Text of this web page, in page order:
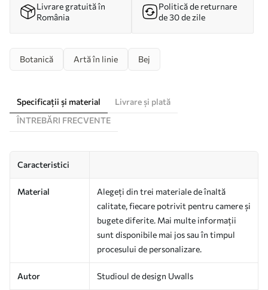
Livrare gratuită în
România
Politică de returnare
de 30 de zile
Botanică Artă în linie Bej
Specificații și material
Livrare și plată
ÎNTREBĂRI FRECVENTE
Caracteristici
Material
Alegeți din trei materiale de înaltă
calitate, fiecare potrivit pentru camere și
bugete diferite. Mai multe informații
sunt disponibile mai jos sau în timpul
procesului de personalizare.
Autor Studioul de design Uwalls